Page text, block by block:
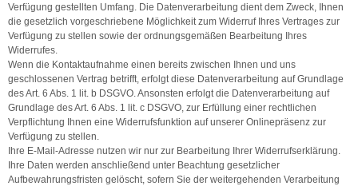
Verfügung gestellten Umfang. Die Datenverarbeitung dient dem Zweck, Ihnen
die gesetzlich vorgeschriebene Möglichkeit zum Widerruf Ihres Vertrages zur
Verfügung zu stellen sowie der ordnungsgemäßen Bearbeitung Ihres
Widerrufes.
Wenn die Kontaktaufnahme einen bereits zwischen Ihnen und uns
geschlossenen Vertrag betrifft, erfolgt diese Datenverarbeitung auf Grundlage
des Art. 6 Abs. 1 lit. b DSGVO. Ansonsten erfolgt die Datenverarbeitung auf
Grundlage des Art. 6 Abs. 1 lit. c DSGVO, zur Erfüllung einer rechtlichen
Verpflichtung Ihnen eine Widerrufsfunktion auf unserer Onlinepräsenz zur
Verfügung zu stellen.
Ihre E-Mail-Adresse nutzen wir nur zur Bearbeitung Ihrer Widerrufserklärung.
Ihre Daten werden anschließend unter Beachtung gesetzlicher
Aufbewahrungsfristen gelöscht, sofern Sie der weitergehenden Verarbeitung